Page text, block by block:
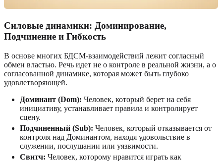
Силовые динамики: Доминирование,
Подчинение и Гибкость
В основе многих БДСМ-взаимодействий лежит согласный
обмен властью. Речь идет не о контроле в реальной жизни, а о
согласованной динамике, которая может быть глубоко
удовлетворяющей.
Доминант (Dom): Человек, который берет на себя
инициативу, устанавливает правила и контролирует
сцену.
Подчиненный (Sub): Человек, который отказывается от
контроля над Доминантом, находя удовольствие в
служении, послушании или уязвимости.
Свитч: Человек, которому нравится играть как